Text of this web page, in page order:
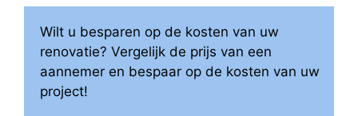
Wilt u besparen op de kosten van uw
renovatie? Vergelijk de prijs van een
aannemer en bespaar op de kosten van uw
project!